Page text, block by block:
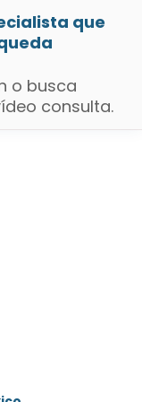
que
o busca
consulta.